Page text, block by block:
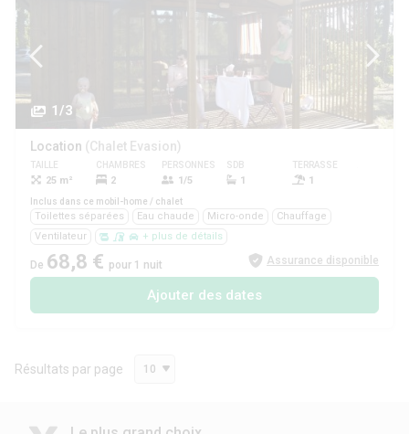
1/3
Location (Chalet Evasion)
TAILLE
25 m²
CHAMBRES
2
PERSONNES
1/5
SDB
1
TERRASSE
1
Inclus dans ce mobil-home / chalet
Toilettes séparées Eau chaude Micro-onde
Chauffage
Ventilateur
+ plus de détails
De 68,8 € pour 1 nuit Assurance disponible
Ajouter des dates
Résultats par page 10